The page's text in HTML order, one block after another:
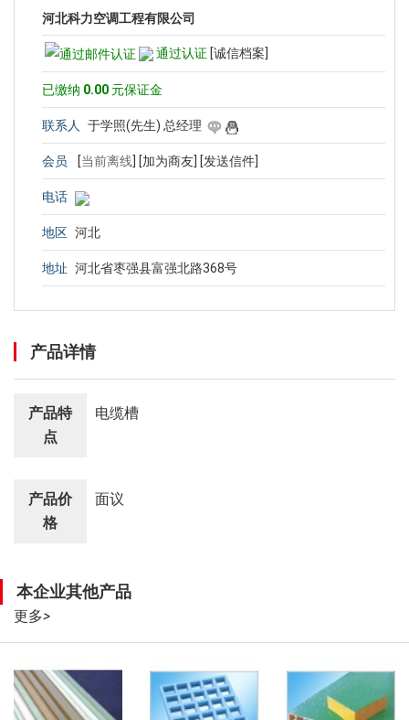
河北科力空调工程有限公司
通过认证 [诚信档案]
已缴纳 0.00 元保证金
联系人 于学照(先生) 总经理
会员 [当前离线 [加为商友] [发送信件]
电话
地区 河北
地址 河北省枣强县富强北路368号
产品详情
产品特
点
电缆槽
产品价
格
面议
本企业其他产品
更多>